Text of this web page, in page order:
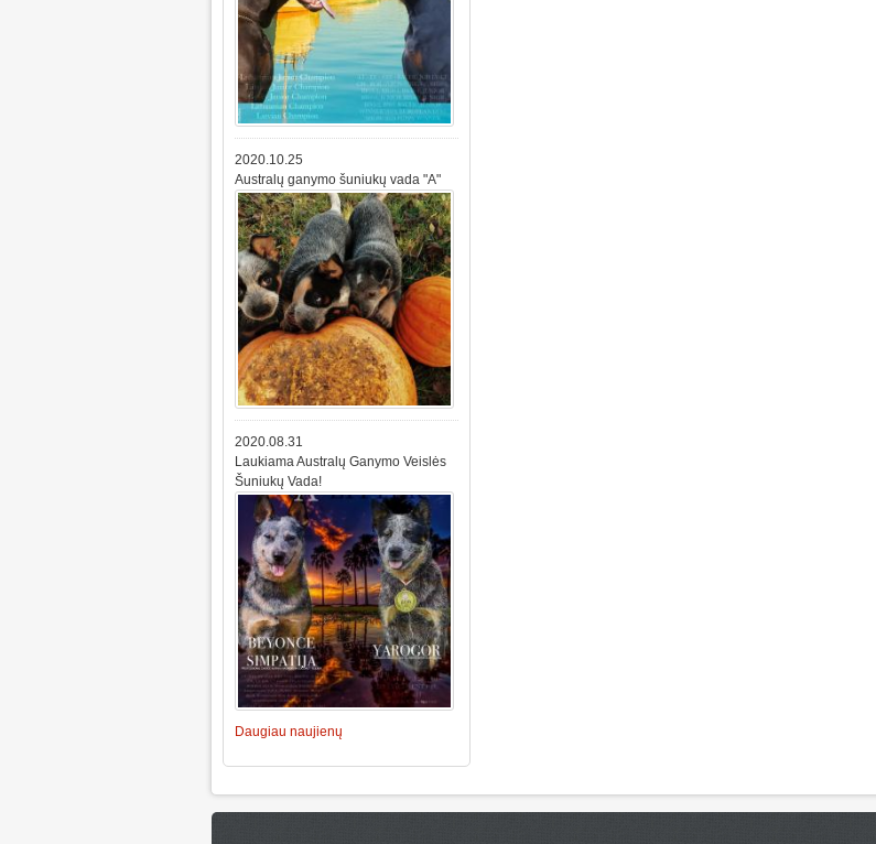
2020.10.25
Australų ganymo šuniukų vada "A"
2020.08.31
Laukiama Australų Ganymo Veislės
Šuniukų Vada!
Daugiau naujienų